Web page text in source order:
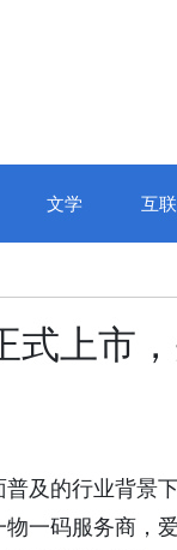
文学 互
式上市
及的行业背景
一码服务商，